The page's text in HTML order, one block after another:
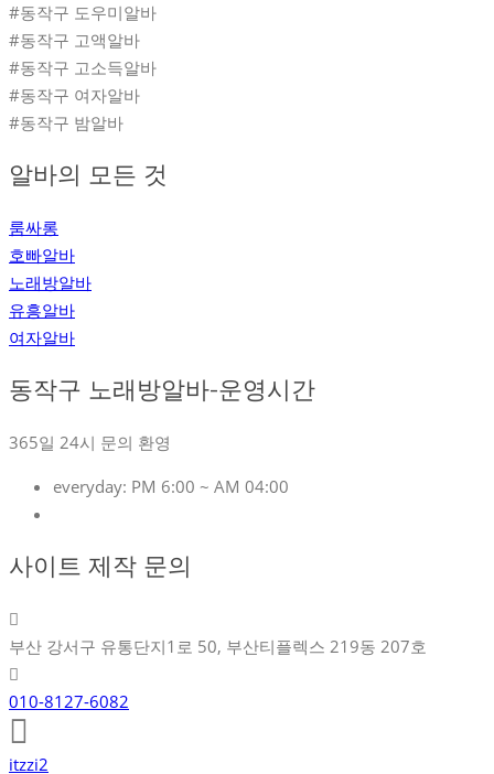
#동작구 도우미알바
#동작구 고액알바
#동작구 고소득알바
#동작구 여자알바
#동작구 밤알바
알바의 모든 것
룸싸롱
호빠알바
노래방알바
유흥알바
여자알바
동작구 노래방알바-운영시간
365일 24시 문의 환영
everyday: PM 6:00 ~ AM 04:00
사이트 제작 문의
부산 강서구 유통단지1로 50, 부산티플렉스 219동 207호
010-8127-6082
itzzi2